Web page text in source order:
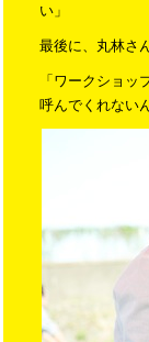
い」
最後に、丸林さ
「ワークショ
呼んでくれない